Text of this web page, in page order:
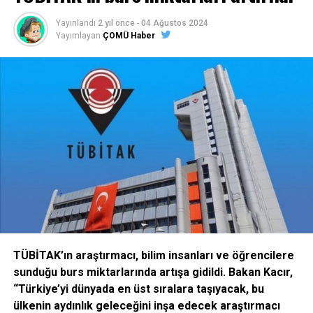
kuruluşların yöneticileri hakkında da bilgi isteniyor.
yöneticileri ve muhteviyatları hakkında bilgi istenen
kurum ve kuruluşlar:
* Tüm dernek, vakıf, meslek kuruluşları, işçi ve işveren
sendikaları ve konfederasyonların yöneticileri
* Fakülte, Enstitü ve Yüksekokul yöneticileri
* İl Genel Meclis ve belediye meclisi üyeleri
* Siyasi parti il ve ilçe teşkilat yönetim kadroları
* Yerel TV, radyo, televizyon, gazete, dergi ve diğer basın-
yayın kuruluşları yöneticileri
ERKAYA’NIN EMRİYLE
Toplanan bilgilerin gizlilik esasına riayet edilerek BÇG’yi
Yayınlandı 2 yıl önce - 04 Ağustos 2024
Yayımlayan ÇOMÜ Haber
TÜBİTAK’ın araştırmacı, bilim insanları ve öğrencilere
sunduğu burs miktarlarında artışa gidildi. Bakan Kacır,
“Türkiye’yi dünyada en üst sıralara taşıyacak, bu
ülkenin aydınlık geleceğini inşa edecek araştırmacı